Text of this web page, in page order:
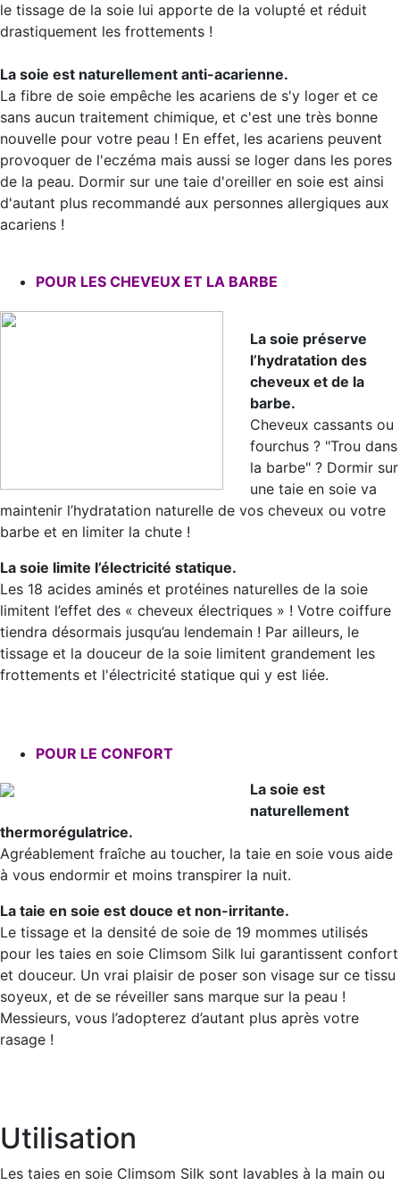
le tissage de la soie lui apporte de la volupté et réduit
drastiquement les frottements !
La soie est naturellement anti-acarienne.
La fibre de soie empêche les acariens de s'y loger et ce
sans aucun traitement chimique, et c'est une très bonne
nouvelle pour votre peau ! En effet, les acariens peuvent
provoquer de l'eczéma mais aussi se loger dans les pores
de la peau. Dormir sur une taie d'oreiller en soie est ainsi
d'autant plus recommandé aux personnes allergiques aux
acariens !
POUR LES CHEVEUX ET LA BARBE
La soie préserve
l’hydratation des
cheveux et de la
barbe.
Cheveux cassants ou
fourchus ? "Trou dans
la barbe" ? Dormir sur
une taie en soie va
maintenir l’hydratation naturelle de vos cheveux ou votre
barbe et en limiter la chute !
La soie limite l’électricité statique.
Les 18 acides aminés et protéines naturelles de la soie
limitent l’effet des « cheveux électriques » ! Votre coiffure
tiendra désormais jusqu’au lendemain ! Par ailleurs, le
tissage et la douceur de la soie limitent grandement les
frottements et l'électricité statique qui y est liée.
POUR LE CONFORT
La soie est
naturellement
thermorégulatrice.
Agréablement fraîche au toucher, la taie en soie vous aide
à vous endormir et moins transpirer la nuit.
La taie en soie est douce et non-irritante.
Le tissage et la densité de soie de 19 mommes utilisés
pour les taies en soie Climsom Silk lui garantissent confort
et douceur. Un vrai plaisir de poser son visage sur ce tissu
soyeux, et de se réveiller sans marque sur la peau !
Messieurs, vous l’adopterez d’autant plus après votre
rasage !
Utilisation
Les taies en soie Climsom Silk sont lavables à la main ou